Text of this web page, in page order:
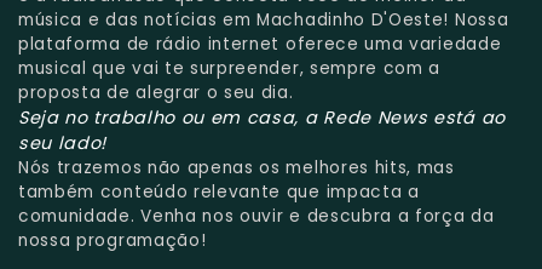
música e das notícias em Machadinho D'Oeste! Nossa
plataforma de rádio internet oferece uma variedade
musical que vai te surpreender, sempre com a
proposta de alegrar o seu dia.
Seja no trabalho ou em casa, a Rede News está ao
seu lado!
Nós trazemos não apenas os melhores hits, mas
também conteúdo relevante que impacta a
comunidade. Venha nos ouvir e descubra a força da
nossa programação!